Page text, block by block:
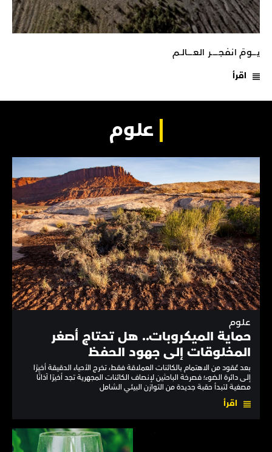
يـــومَ انفجـــــر العــــالـم
اقرأ
علوم
علوم
حماية الميكروبات.. هل تحتاج أصغر
المخلوقات إلى جهود الحفظ
بعد عُقود من الاهتمام بالكائنات العملاقة فقط، تخرج الأحياء الدقيقة أخيرًا
إلى دائرة الضوء؛ فصرخة الباحثين لإنصاف الكائنات المجهرية تجد أخيرًا آذانًا
مصغية لتبدأ حقبة جديدة من التوازن البيئي الشامل
اقرأ